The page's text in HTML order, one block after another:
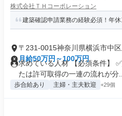
株式会社ＴＨコーポレーション
建築確認申請業務の経験必須！年
〒231-0015神奈川県横浜市中
月給50万円～100万円
求めている人材 【必須条件】
たは許可取得の一連の流れが分...
歩合給あり 主婦・主夫歓迎 +29個